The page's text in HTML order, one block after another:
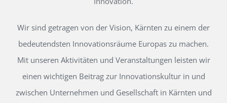
Wir sind getragen von der Vision, Kärnten zu einem der
bedeutendsten Innovationsräume Europas zu machen.
Mit unseren Aktivitäten und Veranstaltungen leisten wir
einen wichtigen Beitrag zur Innovationskultur in und
zwischen Unternehmen und Gesellschaft in Kärnten und